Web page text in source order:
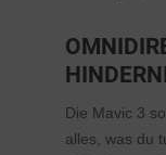
Die Mavic 3
alles, was du